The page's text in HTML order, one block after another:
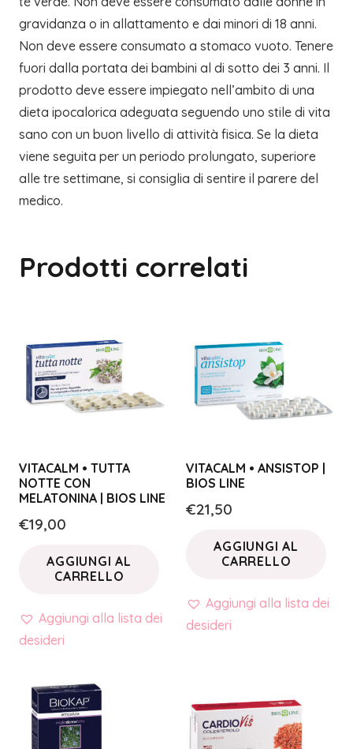
gravidanza o in allattamento e dai minori di 18 anni.
Non deve essere consumato a stomaco vuoto. Tenere
fuori dalla portata dei bambini al di sotto dei 3 anni. Il
prodotto deve essere impiegato nell’ambito di una
dieta ipocalorica adeguata seguendo uno stile di vita
sano con un buon livello di attività fisica. Se la dieta
viene seguita per un periodo prolungato, superiore
alle tre settimane, si consiglia di sentire il parere del
medico.
Prodotti correlati
VITACALM • TUTTA
NOTTE CON
MELATONINA | BIOS LINE
€19,00
AGGIUNGI AL
CARRELLO
Aggiungi alla lista dei
desideri
VITACALM • ANSISTOP |
BIOS LINE
€21,50
AGGIUNGI AL
CARRELLO
Aggiungi alla lista dei
desideri